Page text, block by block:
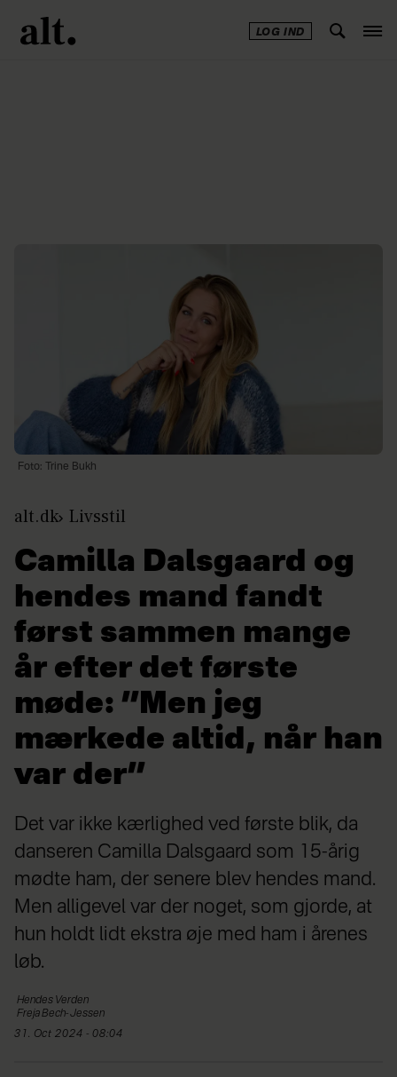
LOG IND
Foto: Trine Bukh
alt.dk Livsstil
Camilla Dalsgaard og
hendes mand fandt
først sammen mange
år efter det første
møde: ”Men jeg
mærkede altid, når han
var der”
Det var ikke kærlighed ved første blik, da
danseren Camilla Dalsgaard som 15-årig
mødte ham, der senere blev hendes mand.
Men alligevel var der noget, som gjorde, at
hun holdt lidt ekstra øje med ham i årenes
løb.
Hendes Verden
FrejaBech-Jessen
31. Oct 2024 - 08:04